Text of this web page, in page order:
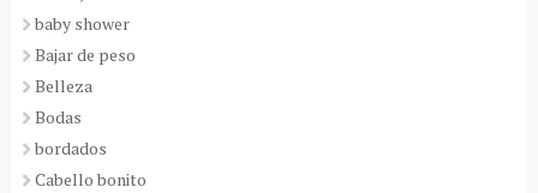
baby shower
Bajar de peso
Belleza
Bodas
bordados
Cabello bonito